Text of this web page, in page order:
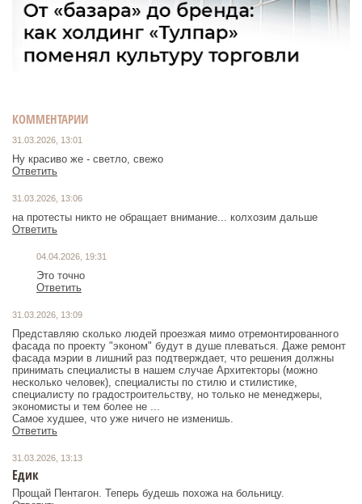
КОММЕНТАРИИ
31.03.2026, 13:01
Ну красиво же - светло, свежо
Ответить
31.03.2026, 13:06
на протесты никто не обращает внимание... колхозим дальше
Ответить
04.04.2026, 19:31
Это точно
Ответить
31.03.2026, 13:09
Представляю сколько людей проезжая мимо отремонтированного
фасада по проекту "эконом" будут в душе плеваться. Даже ремонт
фасада мэрии в лишний раз подтверждает, что решения должны
принимать специалисты в нашем случае Архитекторы (можно
несколько человек), специалисты по стилю и стилистике,
специалисту по градостроительству, но только не менеджеры,
экономисты и тем более не ...
Самое худшее, что уже ничего не изменишь.
Ответить
31.03.2026, 13:13
Едик
Прощай Пентагон. Теперь будешь похожа на больницу.